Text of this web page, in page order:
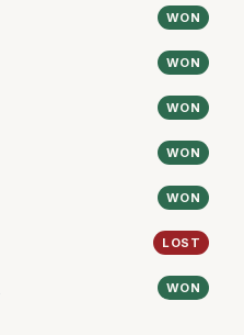
WON
WON
WON
WON
WON
LOST
WON